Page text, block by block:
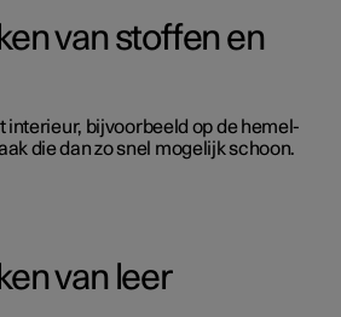
van stoffen en
interieur, bijvoorbeeld op de hemel-
die dan zo snel mogelijk schoon.
van leer